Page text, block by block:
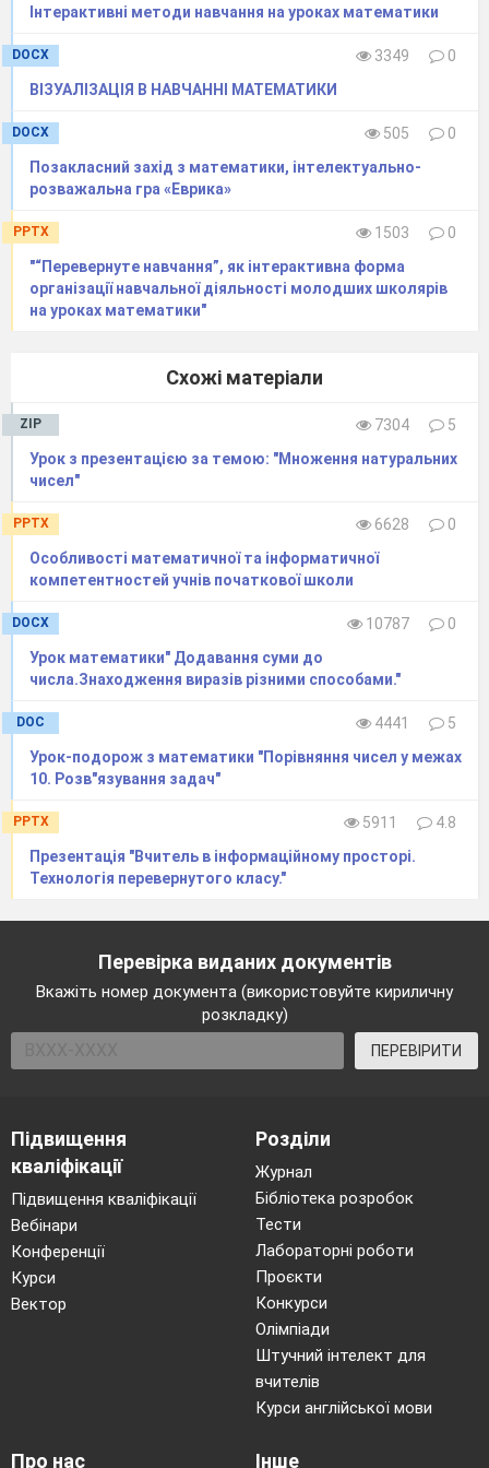
в) телевізор;
г) друзі;
д) музика;
е) утома;
ж) складні або нудні завдання;
з) відірваність предметів від життя;
и) застарілість матеріалу;
і) «усе одно не викличуть»;
к) несправедливість в оцінці знань;
л) погані підручники;
м) слабке здоров’я;
н) читання художньої літератури.
Скільки часу вдень (у середньому) ти
Скільки часу ти займаєшся з батьками якою-
небудь спільною справою?
Що входить у коло твоїх домашніх
обов’язків?
журналів?
Скільки часу ти витрачаєш на заняття?
Скільки часу ти витрачаєш на
Яким видом творчості ти займаєшся, і
скільки часу витрачаєш на це?
Інтерактивні методи навчання на уроках математики
DOCX 3349
0
ВІЗУАЛІЗАЦІЯ В НАВЧАННІ МАТЕМАТИКИ
DOCX 505
0
Позакласний захід з математики, інтелектуально-
розважальна гра «Еврика»
PPTX 1503
0
"“Перевернуте навчання”, як інтерактивна форма
організації навчальної діяльності молодших школярів
на уроках математики"
Схожі матеріали
ZIP 7304
5
Урок з презентацією за темою: "Множення натуральних
чисел"
PPTX 6628
0
Особливості математичної та інформатичної
компетентностей учнів початкової школи
DOCX 10787
0
Урок математики" Додавання суми до
числа.Знаходження виразiв рiзними способами."
DOC 4441
5
Урок-подорож з математики "Порівняння чисел у межах
10. Розв"язування задач"
PPTX 5911
4.8
Презентація "Вчитель в інформаційному просторі.
Технологія перевернутого класу."
Перевірка виданих документів
Вкажіть номер документа (використовуйте кириличну
розкладку)
ПЕРЕВІРИТИ
Підвищення
кваліфікації
Підвищення кваліфікації
Вебінари
Конференції
Курси
Вектор
Розділи
Журнал
Бібліотека розробок
Тести
Лабораторні роботи
Проєкти
Конкурси
Олімпіади
Штучний інтелект для
вчителів
Курси англійської мови
Про нас Інше